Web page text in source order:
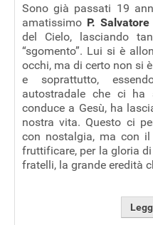
Sono già passati 19
amatissimo P.
del Cielo, lasciando
“sgomento”. Lui si è
occhi, ma di certo non si
e soprattutto,
autostradale che ci
conduce a Gesù, ha
nostra vita. Questo ci
con nostalgia, ma con
fruttificare, per la gloria
fratelli, la grande eredità